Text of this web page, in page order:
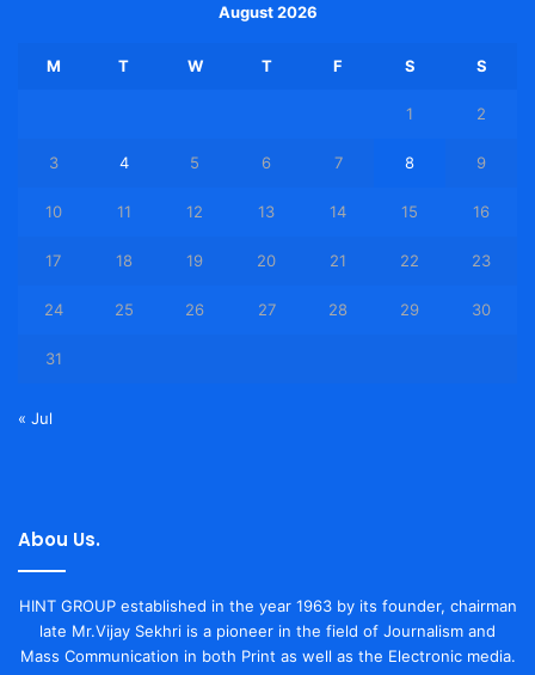
August 2026
M T W T F S S
1 2
3 4 5 6 7 8 9
10 11 12 13 14 15 16
17 18 19 20 21 22 23
24 25 26 27 28 29 30
31
« Jul
Abou Us.
HINT GROUP established in the year 1963 by its founder, chairman
late Mr.Vijay Sekhri is a pioneer in the field of Journalism and
Mass Communication in both Print as well as the Electronic media.